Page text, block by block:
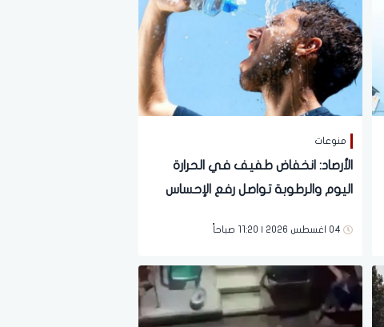
منوعات
الأرصاد: انخفاض طفيف في الحرارة
اليوم والرطوبة تواصل رفع الإحساس
04 اغسطس 2026 | 11:20 صباحاً